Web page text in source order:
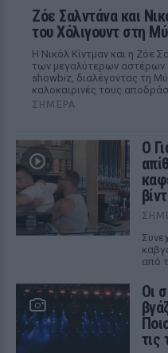
Ζόε Σαλντάνα και
του Χόλιγουντ στη
Η Νικόλ Κίντμαν και η Ζόε
των μεγαλύτερων αστέρων
showbiz, διαλέγοντας τη
καλοκαιρινές τους
ΣΉΜΕΡΑ
Ο
από
Οι
τις